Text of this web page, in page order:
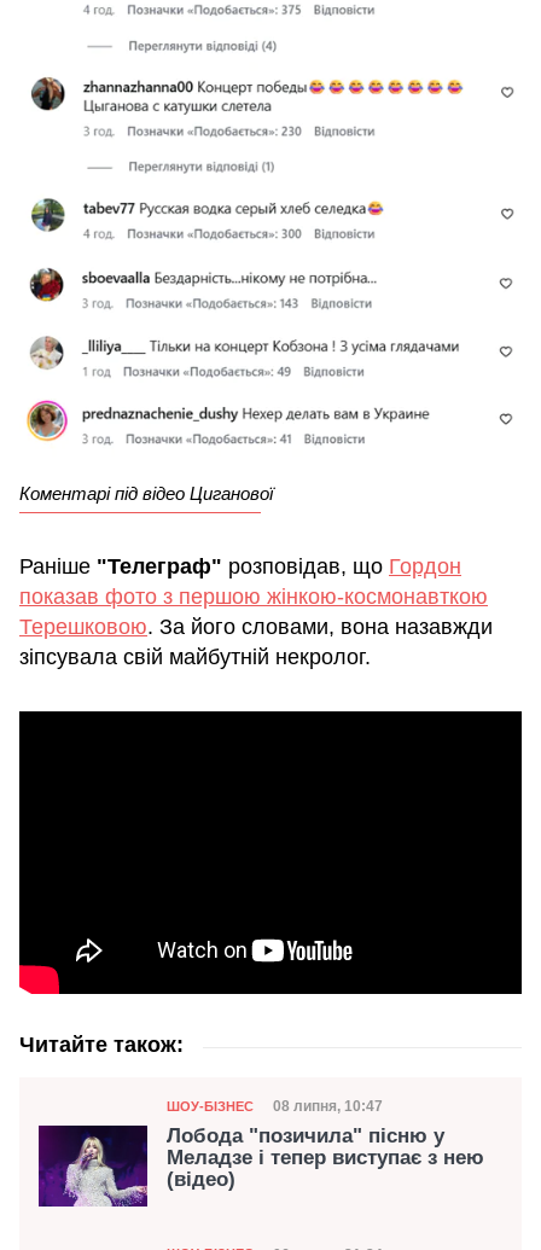
Коментарі під відео Циганової
Раніше "Телеграф" розповідав, що Гордон
показав фото з першою жінкою-космонавткою
Терешковою. За його словами, вона назавжди
зіпсувала свій майбутній некролог.
Читайте також:
Категорія
ШОУ-БІЗНЕС Дата публікації
08 липня, 10:47
Лобода "позичила" пісню у
Меладзе і тепер виступає з нею
(відео)